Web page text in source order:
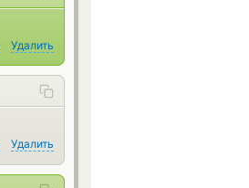
Удалить
Удалить